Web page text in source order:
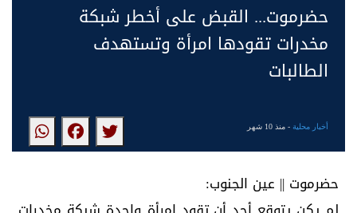
حضرموت... القبض على أخطر شبكة
مخدرات تقودها امرأة وتستهدف
الطالبات
أخبار محلية- منذ 10 شهر
حضرموت || عين الجنوب: